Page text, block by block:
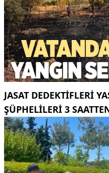
JASAT DEDEKTIFLERI
ŞÜPHELILERI 3